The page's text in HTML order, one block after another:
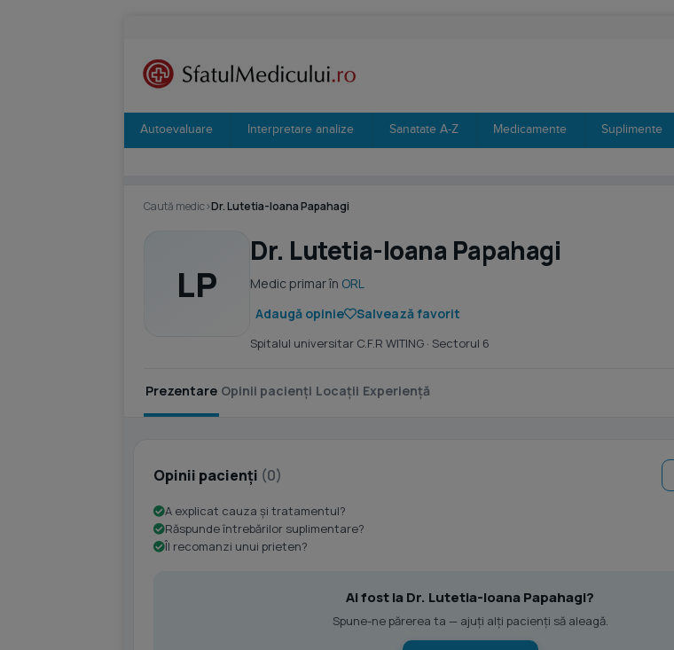
Autoevaluare Interpretare analize Sanatate A-Z Medicamente Suplimente
Caută medic›Dr. Lutetia-Ioana Papahagi
LP
Dr. Lutetia-Ioana Papahagi
Medic primar în ORL
Adaugă opinie
Salvează favorit
Spitalul universitar C.F.R WITING · Sectorul 6
Prezentare Opinii pacienți Locații Experiență
Opinii pacienți (0)
A explicat cauza și tratamentul?
Răspunde întrebărilor suplimentare?
Îl recomanzi unui prieten?
Ai fost la Dr. Lutetia-Ioana Papahagi?
Spune-ne părerea ta — ajuți alți pacienți să aleagă.